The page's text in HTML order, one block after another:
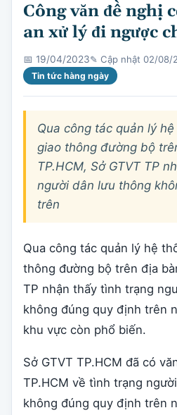
Công văn đề nghị
an xử lý đi ngược
📅 19/04/2023✎ Cập nhật 02/08/
Tin tức hàng ngày
Qua công tác quản lý
giao thông đường bộ
TP.HCM, Sở GTVT TP
người dân lưu thông
trên
Qua công tác quản lý hệ
thông đường bộ trên địa
TP nhận thấy tình trạng
không đúng quy định trên
khu vực còn phổ biến.
Sở GTVT TP.HCM đã có
TP.HCM về tình trạng
không đúng quy định trên